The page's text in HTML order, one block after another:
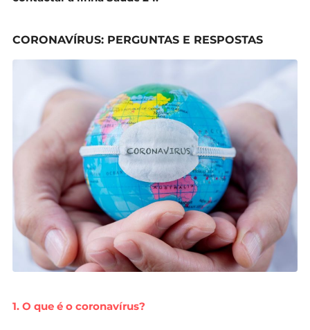
CORONAVÍRUS: PERGUNTAS E RESPOSTAS
1. O que é o coronavírus?